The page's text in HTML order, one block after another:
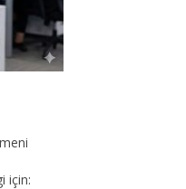
için: